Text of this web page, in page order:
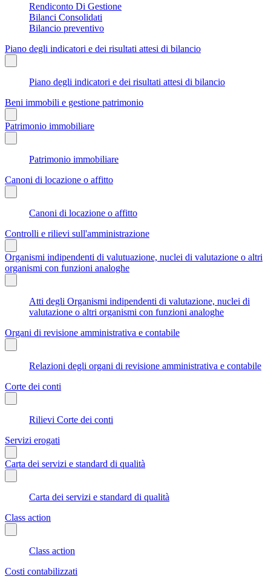
Rendiconto Di Gestione
Bilanci Consolidati
Bilancio preventivo
Piano degli indicatori e dei risultati attesi di bilancio
Piano degli indicatori e dei risultati attesi di bilancio
Beni immobili e gestione patrimonio
Patrimonio immobiliare
Patrimonio immobiliare
Canoni di locazione o affitto
Canoni di locazione o affitto
Controlli e rilievi sull'amministrazione
Organismi indipendenti di valutuazione, nuclei di valutazione o altri
organismi con funzioni analoghe
Atti degli Organismi indipendenti di valutazione, nuclei di
valutazione o altri organismi con funzioni analoghe
Organi di revisione amministrativa e contabile
Relazioni degli organi di revisione amministrativa e contabile
Corte dei conti
Rilievi Corte dei conti
Servizi erogati
Carta dei servizi e standard di qualità
Carta dei servizi e standard di qualità
Class action
Class action
Costi contabilizzati